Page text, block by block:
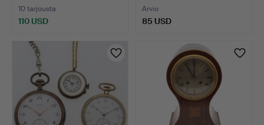
10 tarjousta
110 USD
Arvio
85 USD